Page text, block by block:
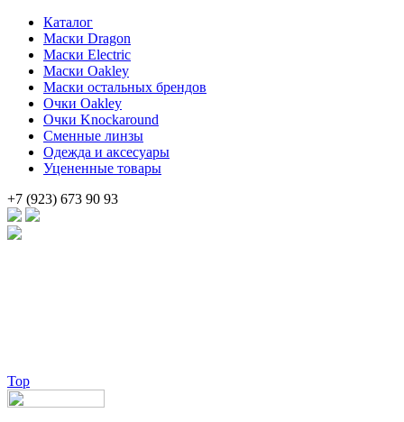
Каталог
Маски Dragon
Маски Electric
Маски Oakley
Маски остальных брендов
Очки Oakley
Очки Knockaround
Сменные линзы
Одежда и аксесуары
Уцененные товары
+7 (923) 673 90 93
Top